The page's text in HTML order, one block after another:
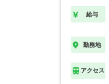
給与
勤務地
アクセス